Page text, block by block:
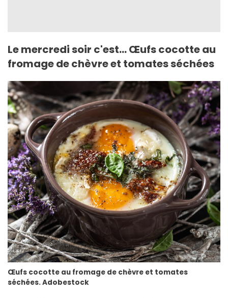
Le mercredi soir c'est... Œufs cocotte au
fromage de chèvre et tomates séchées
Œufs cocotte au fromage de chèvre et tomates
séchées. Adobestock